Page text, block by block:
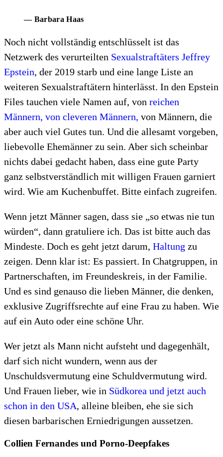
— Barbara Haas
Noch nicht vollständig entschlüsselt ist das
Netzwerk des verurteilten Sexualstraftäters Jeffrey
Epstein, der 2019 starb und eine lange Liste an
weiteren Sexualstraftätern hinterlässt. In den Epstein
Files tauchen viele Namen auf, von reichen
Männern, von cleveren Männern, von Männern, die
aber auch viel Gutes tun. Und die allesamt vorgeben,
liebevolle Ehemänner zu sein. Aber sich scheinbar
nichts dabei gedacht haben, dass eine gute Party
ganz selbstverständlich mit willigen Frauen garniert
wird. Wie am Kuchenbuffet. Bitte einfach zugreifen.
Wenn jetzt Männer sagen, dass sie „so etwas nie tun
würden“, dann gratuliere ich. Das ist bitte auch das
Mindeste. Doch es geht jetzt darum, Haltung zu
zeigen. Denn klar ist: Es passiert. In Chatgruppen, in
Partnerschaften, im Freundeskreis, in der Familie.
Und es sind genauso die lieben Männer, die denken,
exklusive Zugriffsrechte auf eine Frau zu haben. Wie
auf ein Auto oder eine schöne Uhr.
Wer jetzt als Mann nicht aufsteht und dagegenhält,
darf sich nicht wundern, wenn aus der
Unschuldsvermutung eine Schuldvermutung wird.
Und Frauen lieber, wie in Südkorea und jetzt auch
schon in den USA, alleine bleiben, ehe sie sich
diesen barbarischen Erniedrigungen aussetzen.
Collien Fernandes und Porno-Deepfakes